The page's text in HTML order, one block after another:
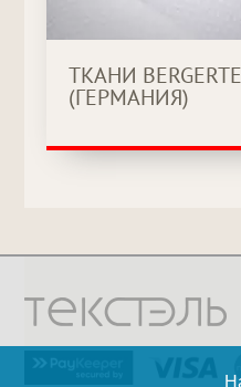
ТКАНИ
(ГЕРМАНИЯ)